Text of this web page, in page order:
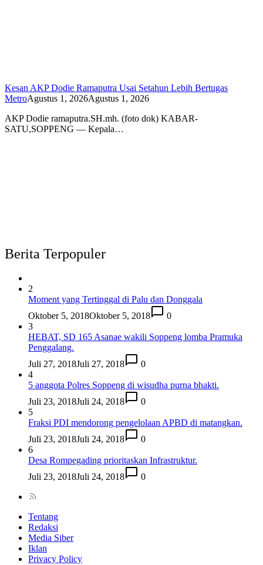
Kesan AKP Dodie Ramaputra Usai Setahun Lebih Bertugas
MetroAgustus 1, 2026Agustus 1, 2026
AKP Dodie ramaputra.SH.mh. (foto dok) KABAR-
SATU,SOPPENG — Kepala…
Berita Terpopuler
2
Moment yang Tertinggal di Palu dan Donggala
Oktober 5, 2018Oktober 5, 2018
0
3
HEBAT, SD 165 Asanae wakili Soppeng lomba Pramuka
Penggalang.
Juli 27, 2018Juli 27, 2018
0
4
5 anggota Polres Soppeng di wisudha purna bhakti.
Juli 23, 2018Juli 24, 2018
0
5
Fraksi PDI mendorong pengelolaan APBD di matangkan.
Juli 23, 2018Juli 24, 2018
0
6
Desa Rompegading prioritaskan Infrastruktur.
Juli 23, 2018Juli 24, 2018 0
Tentang
Redaksi
Media Siber
Iklan
Privacy Policy